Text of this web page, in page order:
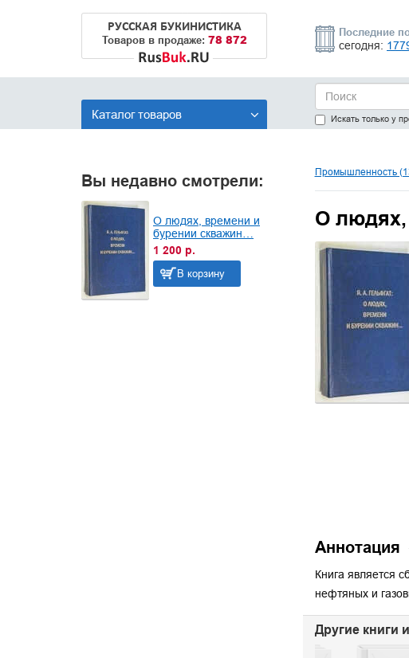
РУССКАЯ БУКИНИСТИКА
Товаров в продаже: 78 872
Последние
сегодня:
Каталог товаров Искать только у
Вы недавно смотрели:
О людях, времени и
бурении скважин…
1 200 р.
В корзину
Промышленность
О людях,
Аннотация
Книга является
нефтяных и
Другие книги